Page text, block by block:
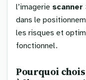
l’imagerie scanner
dans le
les risques et
fonctionnel.
Pourquoi